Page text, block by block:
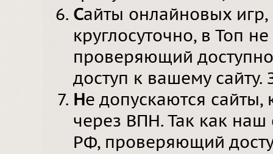
Сайты онлайновых
круглосуточно, в Топ
проверяющий
доступ к вашему сайту.
Не допускаются
через ВПН. Так как
РФ, проверяющий